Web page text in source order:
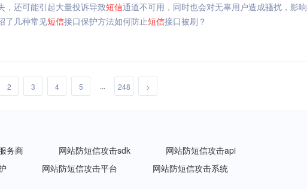
，还可能引起大量投诉导致短信通道不可用，同时也会对无辜用户造成骚扰，影响
了几种常见短信接口保护方法如何防止短信接口被刷？
2 3 4 5 ... 248 >
务商 网站防短信攻击sdk
网站防短信攻击api
网站防短信攻击平台
网站防短信攻击系统